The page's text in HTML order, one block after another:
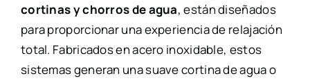
cortinas y chorros de agua, están diseñados
para proporcionar una experiencia de relajación
total. Fabricados en acero inoxidable, estos
sistemas generan una suave cortina de agua o